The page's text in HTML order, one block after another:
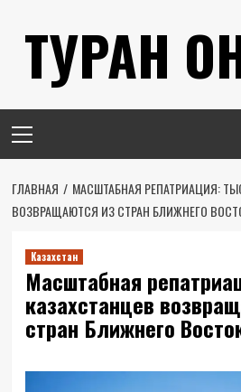
содержимому
ТУРАН
меню
ГЛАВНАЯ
МАСШТАБНАЯ РЕПАТРИАЦИЯ:
ВОЗВРАЩАЮТСЯ ИЗ СТРАН БЛИЖНЕГО
Казахстан
Масштабная
казахстанцев
стран Ближнего